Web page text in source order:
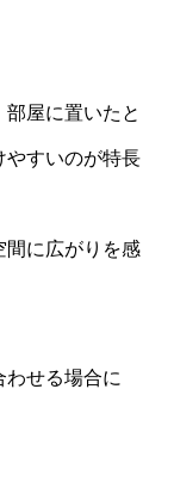
屋に置いたと
やすいのが特長
間に広がりを感
わせる場合に